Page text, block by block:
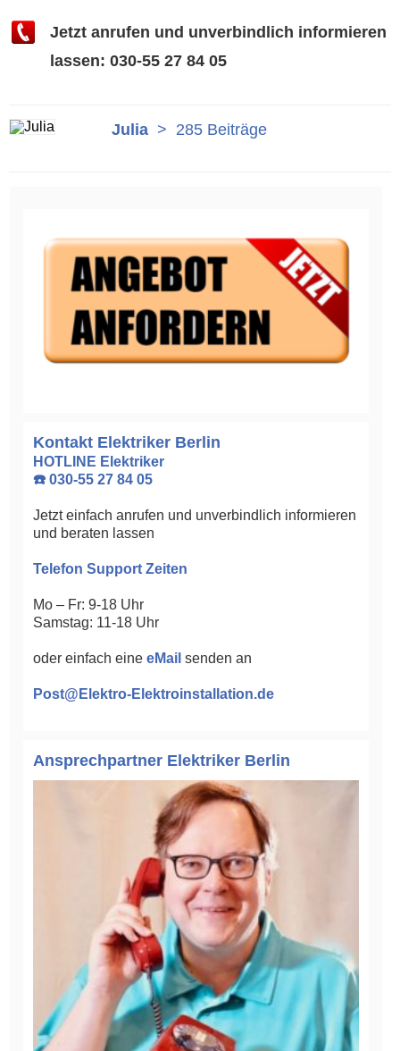
Jetzt anrufen und unverbindlich informieren
lassen: 030-55 27 84 05
Julia > 285 Beiträge
Kontakt Elektriker Berlin
HOTLINE Elektriker
☎️ 030-55 27 84 05
Jetzt einfach anrufen und unverbindlich informieren
und beraten lassen
Telefon Support Zeiten
Mo – Fr: 9-18 Uhr
Samstag: 11-18 Uhr
oder einfach eine eMail senden an
Post@Elektro-Elektroinstallation.de
Ansprechpartner Elektriker Berlin